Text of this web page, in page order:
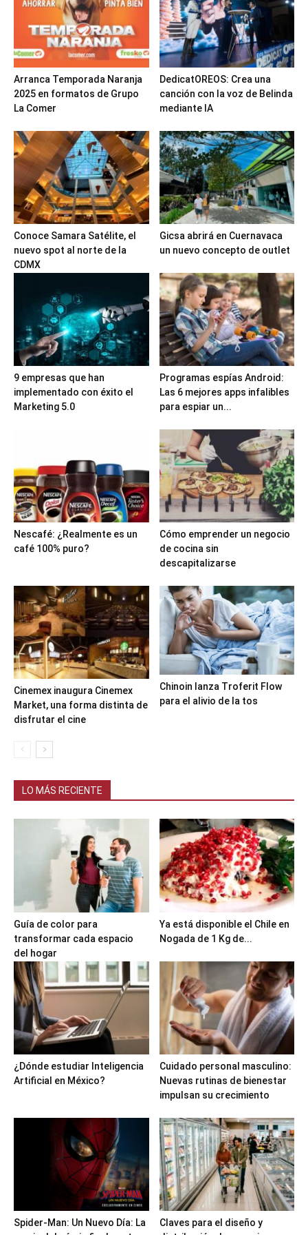
Arranca Temporada Naranja
2025 en formatos de Grupo
La Comer
DedicatOREOS: Crea una
canción con la voz de Belinda
mediante IA
Conoce Samara Satélite, el
nuevo spot al norte de la
CDMX
Gicsa abrirá en Cuernavaca
un nuevo concepto de outlet
9 empresas que han
implementado con éxito el
Marketing 5.0
Programas espías Android:
Las 6 mejores apps infalibles
para espiar un...
Nescafé: ¿Realmente es un
café 100% puro?
Cómo emprender un negocio
de cocina sin
descapitalizarse
Cinemex inaugura Cinemex
Market, una forma distinta de
disfrutar el cine
Chinoin lanza Troferit Flow
para el alivio de la tos
LO MÁS RECIENTE
Guía de color para
transformar cada espacio
del hogar
Ya está disponible el Chile en
Nogada de 1 Kg de...
¿Dónde estudiar Inteligencia
Artificial en México?
Cuidado personal masculino:
Nuevas rutinas de bienestar
impulsan su crecimiento
Spider-Man: Un Nuevo Día: La
Claves para el diseño y